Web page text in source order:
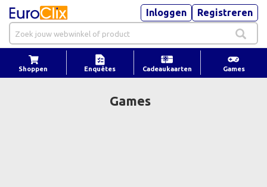
Inloggen Registreren
Shoppen Enquêtes Cadeaukaarten Games
Games